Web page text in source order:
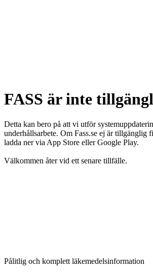
FASS är inte
Detta kan bero på att vi utför
underhållsarbete. Om Fass.se ej är tillgänglig
ladda ner via App Store eller Google Play.
Välkommen åter vid ett senare tillfälle.
Pålitlig och komplett läkemedelsinformation